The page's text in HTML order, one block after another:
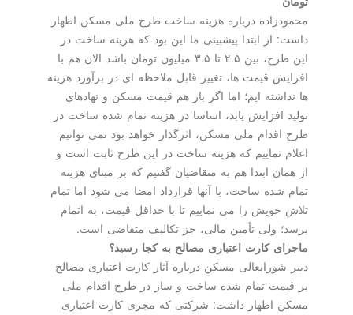
محمودزاده درباره هزینه ساخت طرح ملی مسکن اظهار
داشت: از ابتدا پیشبینی ما این بود که هزینه ساخت در
این طرح، بین ۲.۵ تا ۳.۵ میلیون تومان باشد الان هم با
افزایش قیمت ها، تغییر قابل ملاحظه ای در برآورد هزینه
ها نداشته ایم؛ اما اگر باز هم قیمت مسکن و نهادهای
تولید افزایش یابد، اساسا در هزینه تمام شده ساخت در
طرح اقدام ملی مسکن، اثرگذار خواهد بود نمی توانیم
اعلام نماییم که هزینه ساخت در این طرح ثابت است و
از همان ابتدا هم به متقاضیان گفتیم که بر مبنای هزینه
تمام شده ساخت، با آنها قرارداد امضا می شود اما تمام
تلاش خویش را می نماییم تا با حداقل قیمت، به اتمام
برسد؛ ولی تأمین مالی، جز تکالیف متقاضی است.
ماجرای کارت اعتباری مصالح به کجا رسید؟
دبیر شورایعالی مسکن درباره آثار کارت اعتباری مصالح
بر قیمت تمام شده ساخت و ساز در طرح اقدام ملی
مسکن اظهار داشت: شرکتی که مجری کارت اعتباری